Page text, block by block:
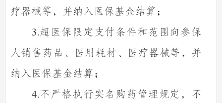
疗器械等，并纳入医保基金结算；
3.超医保限定支付条件和范围向参保
人销售药品、医用耗材、医疗器械等，并
纳入医保基金结算；
4.不严格执行实名购药管理规定，不